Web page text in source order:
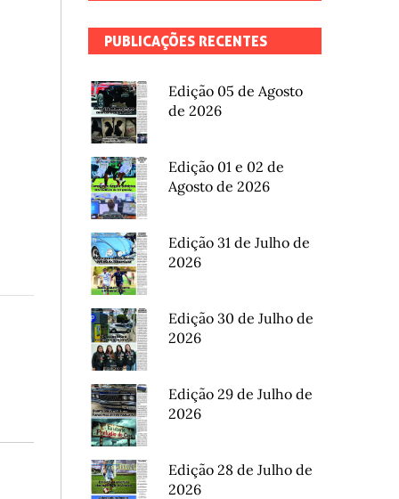
PUBLICAÇÕES RECENTES
Edição 05 de Agosto
de 2026
Edição 01 e 02 de
Agosto de 2026
Edição 31 de Julho de
2026
Edição 30 de Julho de
2026
Edição 29 de Julho de
2026
Edição 28 de Julho de
2026